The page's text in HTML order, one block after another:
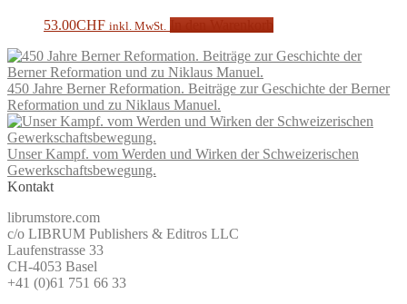
53.00CHF inkl. MwSt.
450 Jahre Berner Reformation. Beiträge zur Geschichte der Berner
Reformation und zu Niklaus Manuel.
Unser Kampf. vom Werden und Wirken der Schweizerischen
Gewerkschaftsbewegung.
Kontakt
librumstore.com
c/o LIBRUM Publishers & Editros LLC
Laufenstrasse 33
CH-4053 Basel
+41 (0)61 751 66 33